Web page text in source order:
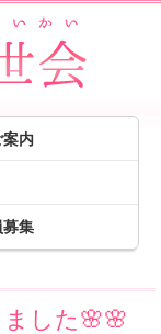
案内
募集
した🌸🌸